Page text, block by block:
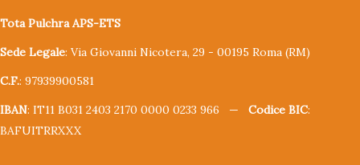
Tota Pulchra APS-ETS
Sede Legale: Via Giovanni Nicotera, 29 - 00195 Roma (RM)
C.F.: 97939900581
IBAN: IT11 B031 2403 2170 0000 0233 966 — Codice BIC:
BAFUITRRXXX